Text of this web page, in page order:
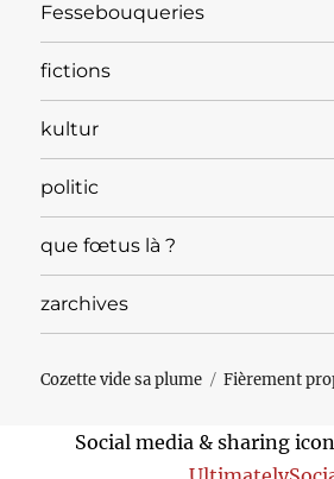
Fessebouqueries
fictions
kultur
politic
que fœtus là ?
zarchives
Cozette vide sa plume Fièrement
Social media & sharing